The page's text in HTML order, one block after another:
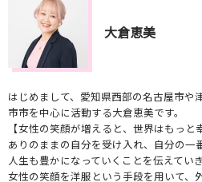
大倉恵美
はじめまして、愛知県西部の名古屋市や
市市を中心に活動する大倉恵美です。
【女性の笑顔が増えると、世界はもっと
ありのままの自分を受け入れ、自分の一
人生も豊かになっていくことを伝えてい
女性の笑顔を洋服という手段を用いて、